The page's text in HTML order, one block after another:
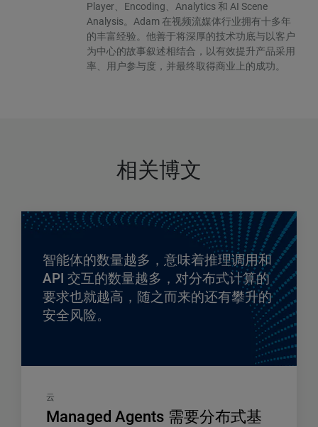
Player、Encoding、Analytics 和 AI Scene
Analysis。Adam 在视频流媒体行业拥有十多年
的丰富经验。他善于将深厚的技术功底与以客户
为中心的故事叙述相结合，以有效提升产品采用
率、用户参与度，并最终取得商业上的成功。
相关博文
智能体的数量越多，意味着推理调用和
API 交互的数量越多，对分布式计算的
要求也就越高，随之而来的还有攀升的
安全风险。
云
Managed Agents 需要分布式基